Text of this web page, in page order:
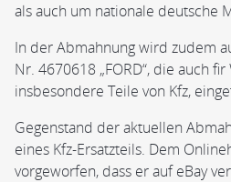
als auch um nationale deutsche
In der Abmahnung wird zudem
Nr. 4670618 „FORD“, die auch
insbesondere Teile von Kfz,
Gegenstand der aktuellen
eines Kfz-Ersatzteils. Dem
vorgeworfen, dass er auf eBay